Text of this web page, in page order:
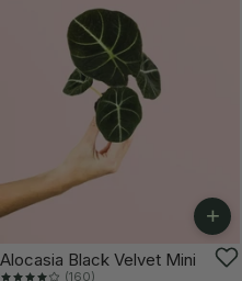
+
Alocasia Black Velvet Mini
(160)